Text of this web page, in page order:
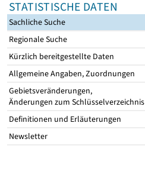
STATISTISCHE DATEN
Sachliche Suche
Regionale Suche
Kürzlich bereitgestellte Daten
Allgemeine Angaben, Zuordnungen
Gebietsveränderungen,
Änderungen zum Schlüsselverzeichnis
Definitionen und Erläuterungen
Newsletter